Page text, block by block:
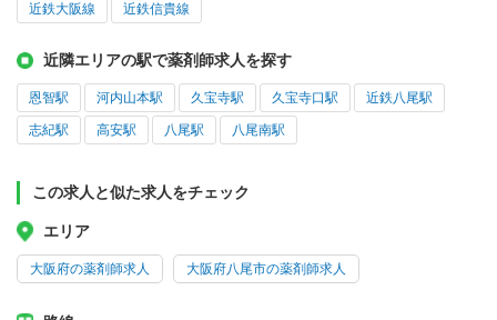
近鉄大阪線 近鉄信貴線
近隣エリアの駅で薬剤師求人を探す
恩智駅 河内山本駅 久宝寺駅 久宝寺口駅 近鉄八尾駅
志紀駅 高安駅 八尾駅 八尾南駅
この求人と似た求人をチェック
エリア
大阪府の薬剤師求人 大阪府八尾市の薬剤師求人